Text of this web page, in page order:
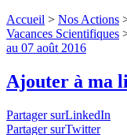
Accueil > Nos Actions
Vacances Scientifiques
au 07 août 2016
Ajouter à ma
Partager surLinkedIn
Partager surTwitter